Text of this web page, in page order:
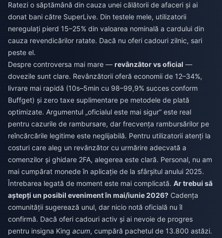
Ratezi o săptămână din cauza unei călătorii de afaceri și ai
donat bani către SuperLive. Din testele mele, utilizatorii
neregulați pierd 15–25% din valoarea nominală a cardului din
cauza revendicărilor ratate. Dacă nu oferi cadouri zilnic, sari
peste el.
Despre controversa mai mare — revânzător vs oficial —
dovezile sunt clare. Revânzătorii oferă economii de 12–34%,
livrare mai rapidă (10s–5min cu 98–99,9% succes conform
Buffget) și zero taxe suplimentare pe metodele de plată
optimizate. Argumentul „oficialul este mai sigur” este real
pentru cazurile de rambursare, dar frecvența rambursărilor pe
reîncărcările legitime este neglijabilă. Pentru utilizatorii atenți la
costuri care aleg un revânzător cu urmărire adecvată a
comenzilor și ghidare 2FA, alegerea este clară. Personal, nu am
mai cumpărat monede în aplicație de la sfârșitul anului 2025.
Întrebarea legată de moment este mai complicată. Ar trebui să
aștepți un posibil eveniment în mai/iunie 2026? Cadența
comunității sugerează unul, dar nicio notă oficială nu îl
confirmă. Dacă oferi cadouri activ și ai nevoie de progres
pentru insigna King acum, cumpără pachetul de 13.800 astăzi.